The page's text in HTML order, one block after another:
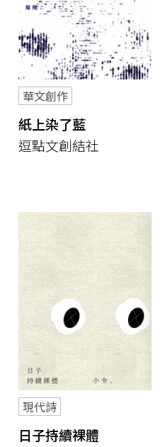
華文創作
紙上染了藍
逗點文創結社
現代詩
日子持續裸體